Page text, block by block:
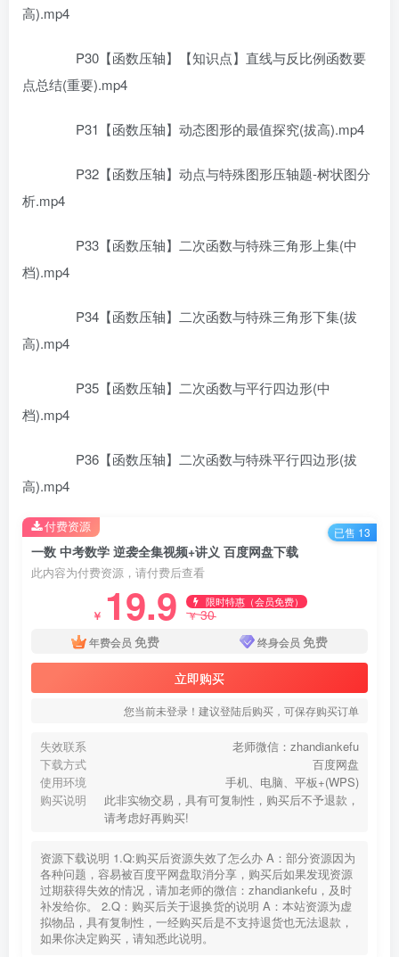
高).mp4
P30【函数压轴】【知识点】直线与反比例函数要
点总结(重要).mp4
P31【函数压轴】动态图形的最值探究(拔高).mp4
P32【函数压轴】动点与特殊图形压轴题-树状图分
析.mp4
P33【函数压轴】二次函数与特殊三角形上集(中
档).mp4
P34【函数压轴】二次函数与特殊三角形下集(拔
高).mp4
P35【函数压轴】二次函数与平行四边形(中
档).mp4
P36【函数压轴】二次函数与特殊平行四边形(拔
高).mp4
一数 中考数学 逆袭全集视频+讲义 百度网盘下载
此内容为付费资源，请付费后查看
￥ 19.9 限时特惠（会员免费）
￥30
年费会员 免费 终身会员 免费
立即购买
您当前未登录！建议登陆后购买，可保存购买订单
失效联系
老师微信：zhandiankefu
下载方式
百度网盘
使用环境
手机、电脑、平板+(WPS)
购买说明
此非实物交易，具有可复制性，购买后不予退款，
请考虑好再购买!
资源下载说明 1.Q:购买后资源失效了怎么办 A：部分资源因为
各种问题，容易被百度平网盘取消分享，购买后如果发现资源
过期获得失效的情况，请加老师的微信：zhandiankefu，及时
补发给你。 2.Q：购买后关于退换货的说明 A：本站资源为虚
拟物品，具有复制性，一经购买后是不支持退货也无法退款，
如果你决定购买，请知悉此说明。
付费资源 已售 13